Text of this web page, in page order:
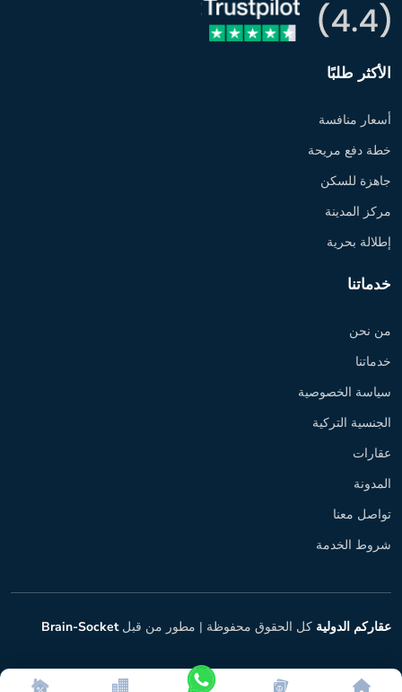
الأكثر طلبًا
أسعار منافسة
خطة دفع مريحة
جاهزة للسكن
مركز المدينة
إطلالة بحرية
خدماتنا
من نحن
خدماتنا
سياسة الخصوصية
الجنسية التركية
عقارات
المدونة
تواصل معنا
شروط الخدمة
عقاركم الدولية كل الحقوق محفوظة | مطور من قبلBrain-Socket